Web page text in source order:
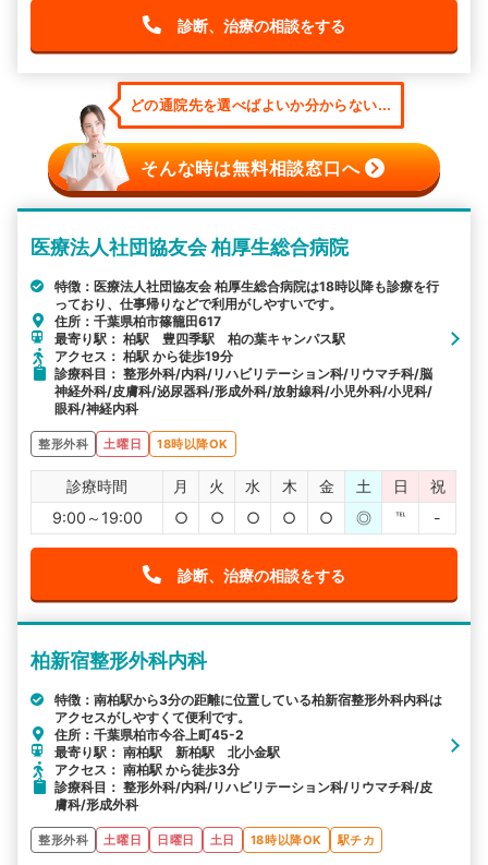
診断、治療の相談をする
どの通院先を選べばよいか分からない...
そんな時は無料相談窓口へ
医療法人社団協友会 柏厚生総合病院
特徴：医療法人社団協友会 柏厚生総合病院は18時以降も診療を行
っており、仕事帰りなどで利用がしやすいです。
住所：千葉県柏市篠籠田617
最寄り駅： 柏駅 豊四季駅 柏の葉キャンパス駅
アクセス： 柏駅 から徒歩19分
診療科目： 整形外科/内科/リハビリテーション科/リウマチ科/脳
神経外科/皮膚科/泌尿器科/形成外科/放射線科/小児外科/小児科/
眼科/神経内科
整形外科 土曜日 18時以降OK
診療時間 月 火 水 木 金 土 日
祝
9:00～19:00
○ ○ ○ ○ ○ ◎ ℡ -
診断、治療の相談をする
柏新宿整形外科内科
特徴：南柏駅から3分の距離に位置している柏新宿整形外科内科は
アクセスがしやすくて便利です。
住所：千葉県柏市今谷上町45-2
最寄り駅： 南柏駅 新柏駅 北小金駅
アクセス： 南柏駅 から徒歩3分
診療科目： 整形外科/内科/リハビリテーション科/リウマチ科/皮
膚科/形成外科
整形外科 土曜日 日曜日 土日 18時以降OK 駅チカ